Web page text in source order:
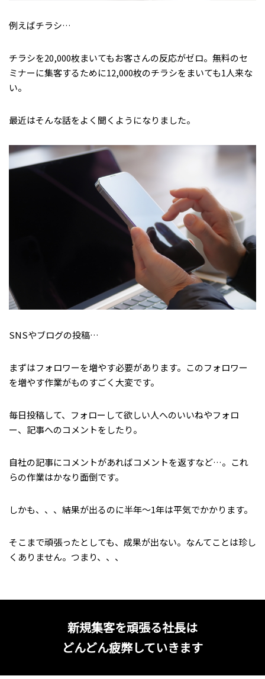
例えばチラシ…
チラシを20,000枚まいてもお客さんの反応がゼロ。無料のセ
ミナーに集客するために12,000枚のチラシをまいても1人来な
い。
最近はそんな話をよく聞くようになりました。
SNSやブログの投稿…
まずはフォロワーを増やす必要があります。このフォロワー
を増やす作業がものすごく大変です。
毎日投稿して、フォローして欲しい人へのいいねやフォロ
ー、記事へのコメントをしたり。
自社の記事にコメントがあればコメントを返すなど…。これ
らの作業はかなり面倒です。
しかも、、、結果が出るのに半年〜1年は平気でかかります。
そこまで頑張ったとしても、成果が出ない。なんてことは珍し
くありません。つまり、、、
新規集客を頑張る社長は
どんどん疲弊していきます